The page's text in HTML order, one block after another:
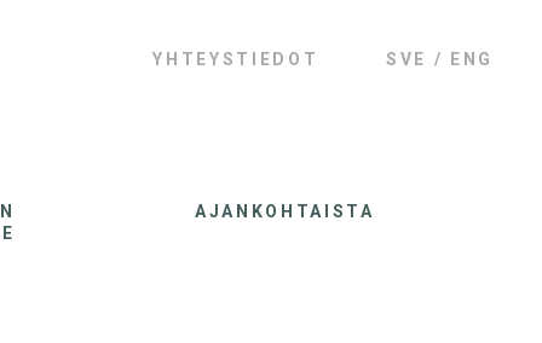
YHTEYSTIEDOT SVE ENG
AJANKOHTAISTA